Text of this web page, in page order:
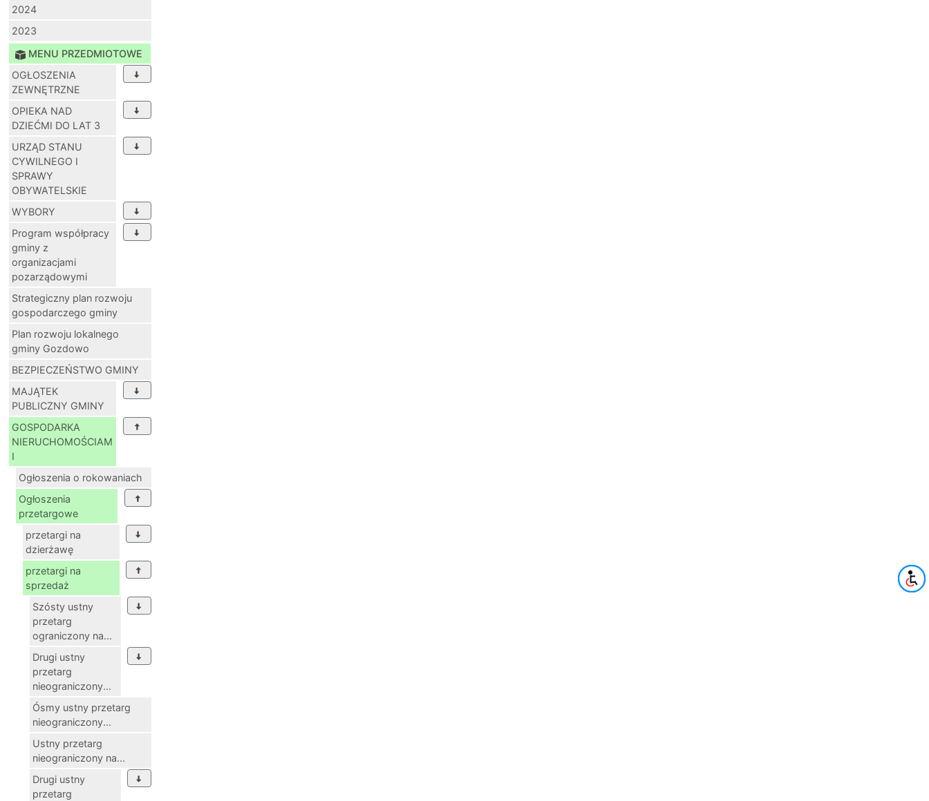
2024
2023
MENU PRZEDMIOTOWE
OGŁOSZENIA
ZEWNĘTRZNE
OPIEKA NAD
DZIEĆMI DO LAT 3
URZĄD STANU
CYWILNEGO I
SPRAWY
OBYWATELSKIE
WYBORY
Program współpracy
gminy z
organizacjami
pozarządowymi
Strategiczny plan rozwoju
gospodarczego gminy
Plan rozwoju lokalnego
gminy Gozdowo
BEZPIECZEŃSTWO GMINY
MAJĄTEK
PUBLICZNY GMINY
GOSPODARKA
NIERUCHOMOŚCIAM
I
Ogłoszenia o rokowaniach
Ogłoszenia
przetargowe
przetargi na
dzierżawę
przetargi na
sprzedaż
Szósty ustny
przetarg
ograniczony na...
Drugi ustny
przetarg
nieograniczony...
Ósmy ustny przetarg
nieograniczony...
Ustny przetarg
nieograniczony na...
Drugi ustny
przetarg